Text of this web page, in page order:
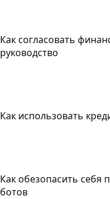
Как согласовать
руководство
Как использовать
Как обезопасить себя
ботов